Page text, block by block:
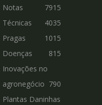
7915
Notas
Técnicas
4035
Pragas
1015
Doenças
815
Inovações no
agronegócio 790
Plantas Daninhas